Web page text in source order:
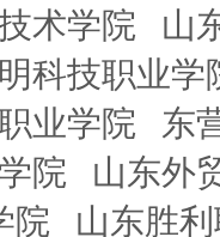
术学院
山
科技职业学
业学院
东
院
山东外
院
山东胜